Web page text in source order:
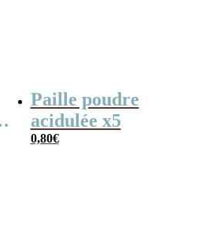
Paille poudre
acidulée x5
0,80€